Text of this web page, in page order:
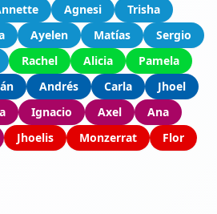
Agnesi
Trisha
Ayelen Matías
Sergio
Rachel Alicia
Pamela
Andrés Carla
Jhoel
Ignacio Axel
Ana
Jhoelis Monzerrat Flor